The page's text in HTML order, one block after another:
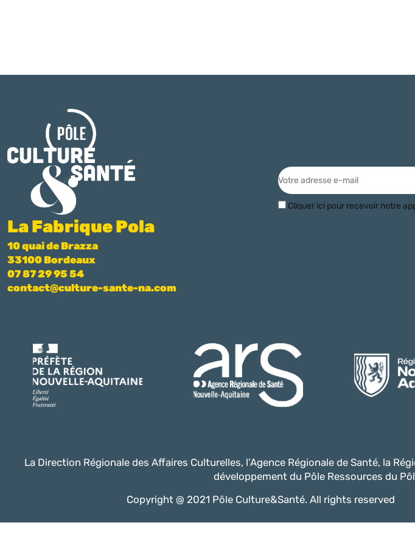
La Fabrique Pola
10 quai de Brazza
33100 Bordeaux
07 87 29 95 54
contact@culture-sante-na.com
Cliquer ici pour recevoir notre
La Direction Régionale des Affaires Culturelles, l’Agence Régionale de Santé, la
développement du Pôle Ressources du
Copyright @ 2021 Pôle Culture&Santé. All rights reserved